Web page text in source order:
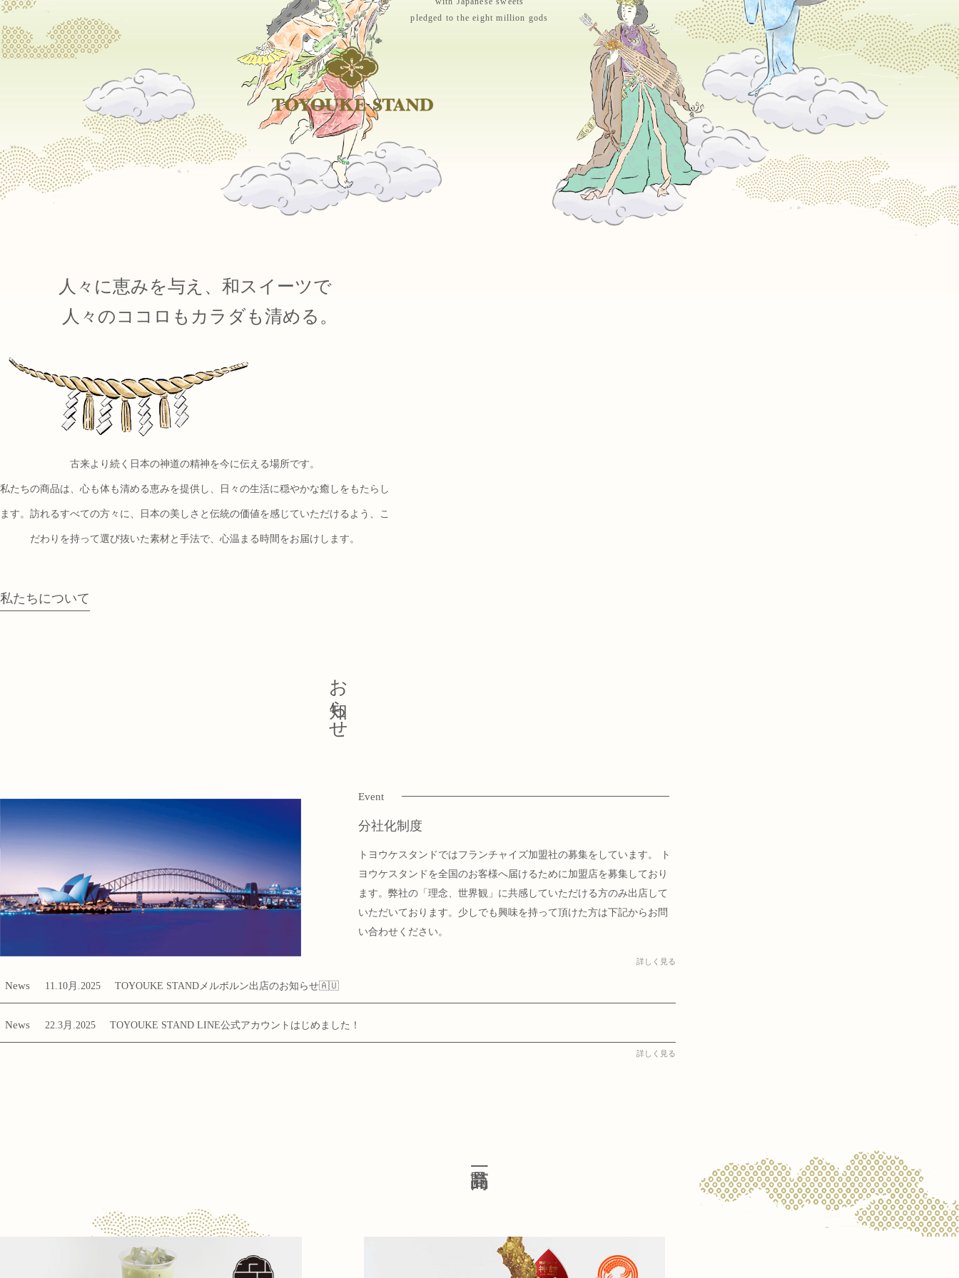
pledged to the eight million gods
人々に恵みを与え、和スイーツで
人々のココロもカラダも清める。
古来より続く日本の神道の精神を今に伝える場所です。
私たちの商品は、心も体も清める恵みを提供し、日々の生活に穏やかな癒しをもたらし
ます。訪れるすべての方々に、日本の美しさと伝統の価値を感じていただけるよう、こ
だわりを持って選び抜いた素材と手法で、心温まる時間をお届けします。
私たちについて
お知らせ
Event
分社化制度
トヨウケスタンドではフランチャイズ加盟社の募集をしています。
ト
ヨウケスタンドを全国のお客様へ届けるために加盟店を募集しており
ます。弊社の「理念、世界観」に共感していただける方のみ出店して
いただいております。少しでも興味を持って頂けた方は下記からお問
い合わせください。
詳しく見る
News 11.10月.2025 TOYOUKE STANDメルボルン出店のお知らせ🇦🇺
News 22.3月.2025 TOYOUKE STAND LINE公式アカウントはじめました！
詳しく見る
日本茶ロイヤルミルクティー